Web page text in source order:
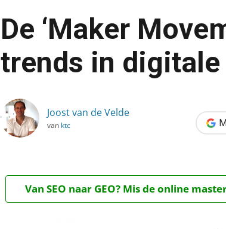
›
De ‘Maker
trends in
Joost van de Velde
van ktc
Van SEO naar GEO? Mis de online